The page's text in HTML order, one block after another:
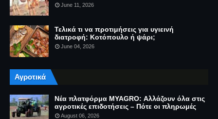
June 11, 2026
Τελικά τι να προτιμήσεις για υγιεινή
διατροφή: Κοτόπουλο ή ψάρι;
June 04, 2026
Αγροτικά
Νέα πλατφόρμα MYAGRO: Αλλάζουν όλα στις
αγροτικές επιδοτήσεις – Πότε οι πληρωμές
August 06, 2026